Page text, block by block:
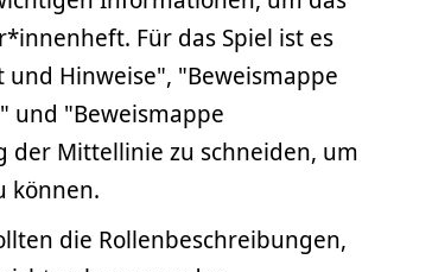
Für das Spiel ist es
Hinweise", "Beweismappe
und "Beweismappe
der Mittellinie zu schneiden, um
können.
die Rollenbeschreibungen,